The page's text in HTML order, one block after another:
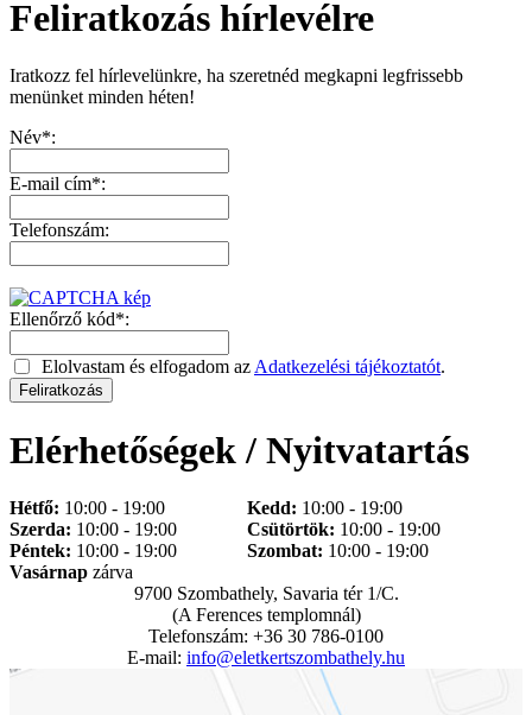
Feliratkozás hírlevélre
Iratkozz fel hírlevelünkre, ha szeretnéd megkapni legfrissebb
menünket minden héten!
Név*:
E-mail cím*:
Telefonszám:
Ellenőrző kód*:
Elolvastam és elfogadom az Adatkezelési tájékoztatót.
Elérhetőségek / Nyitvatartás
Hétfő: 10:00 - 19:00 Kedd: 10:00 - 19:00
Szerda: 10:00 - 19:00 Csütörtök: 10:00 - 19:00
Péntek: 10:00 - 19:00 Szombat: 10:00 - 19:00
Vasárnap zárva
9700 Szombathely, Savaria tér 1/C.
(A Ferences templomnál)
Telefonszám: +36 30 786-0100
E-mail: info@eletkertszombathely.hu